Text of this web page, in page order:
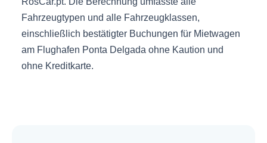
Fahrzeugtypen und alle Fahrzeugklassen,
einschließlich bestätigter Buchungen für Mietwagen
am Flughafen Ponta Delgada ohne Kaution und
ohne Kreditkarte.